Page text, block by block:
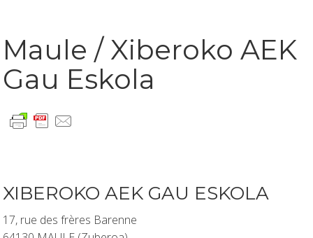
Maule / Xiberoko AEK
Gau Eskola
XIBEROKO AEK GAU ESKOLA
17, rue des frères Barenne